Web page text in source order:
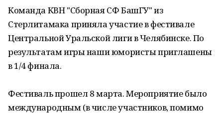
Команда КВН "Сборная СФ БашГУ" из
Стерлитамака приняла участие в фестивале
Центральной Уральской лиги в Челябинске. По
результатам игры наши юмористы приглашены
в 1/4 финала.
Фестиваль прошел 8 марта. Мероприятие было
международным (в числе участников, помимо